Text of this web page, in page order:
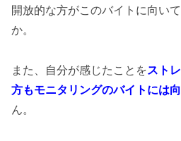
開放的な方がこのバイトに向い
か。
また、自分が感じたことをスト
方もモニタリングのバイトには
ん。